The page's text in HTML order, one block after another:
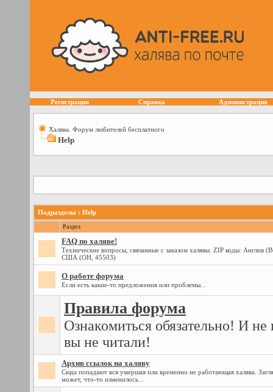
Регистрация Справка Администрация
Халява. Форум любителей бесплатного
Help
Подразделы : Help
Раздел
FAQ по халяве!
Технические вопросы, связанные с заказом халявы. ZIP коды: Англия
США (OH, 45503)
О работе форума
Если есть какие-то предложения или проблемы...
Правила форума
Ознакомиться обязательно! И не
вы не читали!
Архив ссылок на халяву
Сюда попадают вся умершая или временно не работающая халява.
может, что-то изменилось...